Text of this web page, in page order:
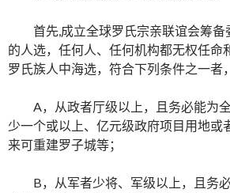
首先,成立全球罗氏宗亲联谊会筹
的人选，任何人、任何机构都无权任命
罗氏族人中海选，符合下列条件之一者
A，从政者厅级以上，且务必能为
少一个或以上、亿元级政府项目用地或
来可重建罗子城等；
B，从军者少将、军级以上，且务